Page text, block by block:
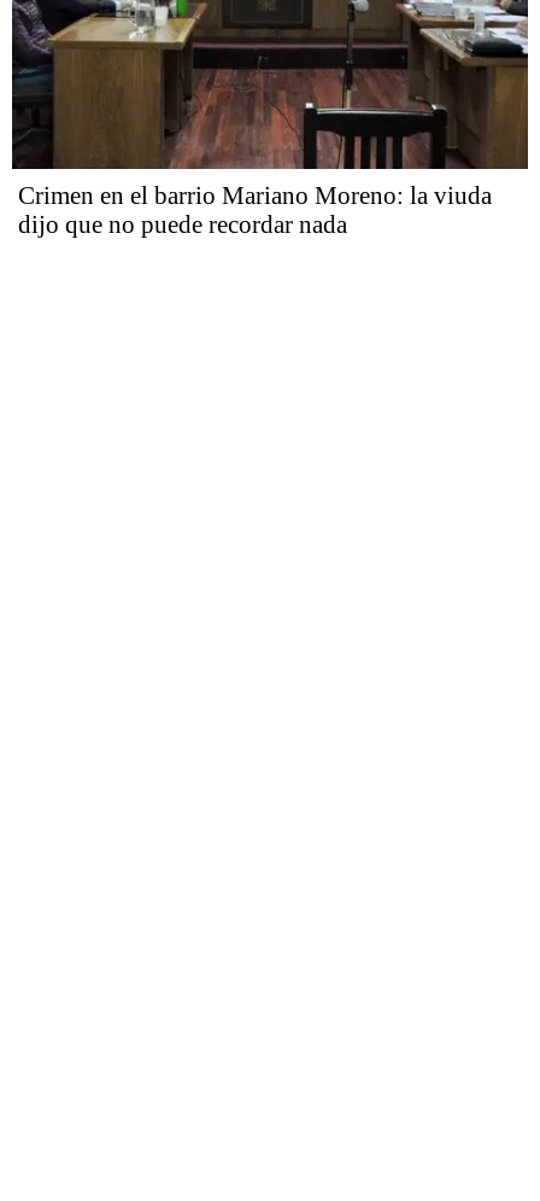
Crimen en el barrio Mariano Moreno: la viuda
dijo que no puede recordar nada